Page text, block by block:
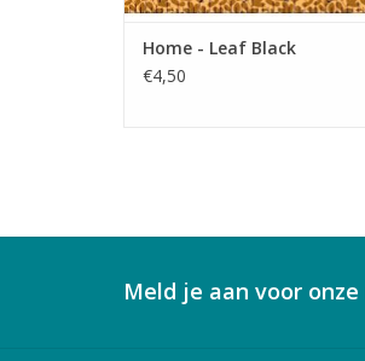
Home - Leaf Black
€4,50
Meld je aan voor